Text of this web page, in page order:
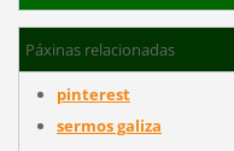
Páxinas relacionadas
pinterest
sermos galiza